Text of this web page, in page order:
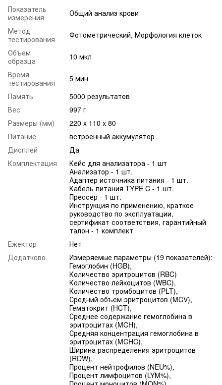
Показатель
измерения
Общий анализ крови
Метод
тестирования
Фотометрический, Морфология клеток
Объем
образца
10 мкл
Время
тестирования
5 мин
Память
5000 результатов
Вес
997 г
Размеры (мм)
220 x 110 x 80
Питание
встроенный аккумулятор
Дисплей
Да
Комплектация
Кейс для анализатора - 1 шт
Анализатор - 1 шт.
Адаптер источника питания - 1 шт.
Кабель питания TYPE C - 1 шт.
Прессер - 1 шт.
Инструкция по применению, краткое
руководство по эксплуатации,
сертификат соответствия, гарантийный
талон - 1 комплект
Ежектор
Нет
Додатково
Измеряемые параметры (19 показателей):
Гемоглобин (HGB),
Количество эритроцитов (RBC)
Количество лейкоцитов (WBC),
Количество тромбоцитов (PLT),
Средний объем эритроцитов (MCV),
Гематокрит (HCT),
Среднее содержание гемоглобина в
эритроцитах (MCH),
Средняя концентрация гемоглобина в
эритроцитах (MCHC),
Ширина распределения эритроцитов
(RDW),
Процент нейтрофилов (NEU%),
Процент лимфоцитов (LYM%),